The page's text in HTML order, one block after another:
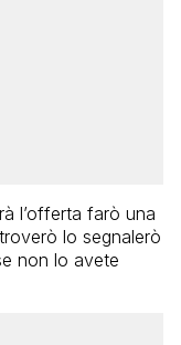
l’offerta farò una
lo segnalerò
non lo avete